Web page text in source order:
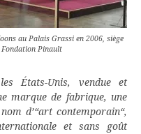
au Palais Grassi en 2006, siège
Fondation Pinault
États-Unis, vendue et
marque de fabrique, une
d’“art contemporain“,
et sans goût